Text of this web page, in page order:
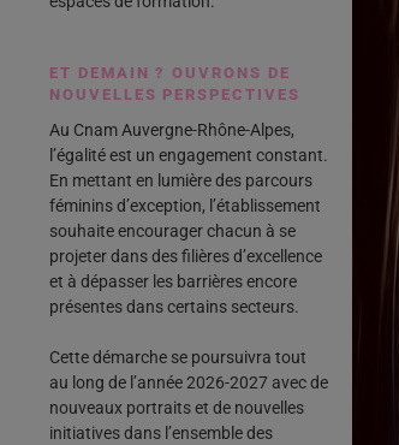
ET DEMAIN ? OUVRONS DE
NOUVELLES PERSPECTIVES
Au Cnam Auvergne-Rhône-Alpes,
l’égalité est un engagement constant.
En mettant en lumière des parcours
féminins d’exception, l’établissement
souhaite encourager chacun à se
projeter dans des filières d’excellence
et à dépasser les barrières encore
présentes dans certains secteurs.
Cette démarche se poursuivra tout
au long de l’année 2026-2027 avec de
nouveaux portraits et de nouvelles
initiatives dans l’ensemble des